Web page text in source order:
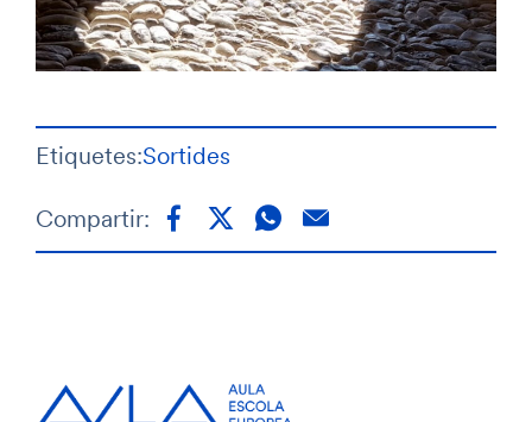
Etiquetes:Sortides
Compartir: